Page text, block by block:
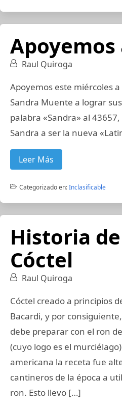
Apoyemos
Raul Quiroga
Apoyemos este miércoles
Sandra Muente a lograr
palabra «Sandra» al
Sandra a ser la nueva
Leer Más
Categorizado en:Inclasificable
Historia
Cóctel
Raul Quiroga
Cóctel creado a principios
Bacardi, y por
debe preparar con el ron
(cuyo logo es el
americana la receta fue
cantineros de la época a
ron. Esto llevo […]